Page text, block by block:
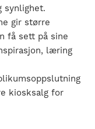
synlighet.
gir større
få sett på sine
læring
kiosksalg for